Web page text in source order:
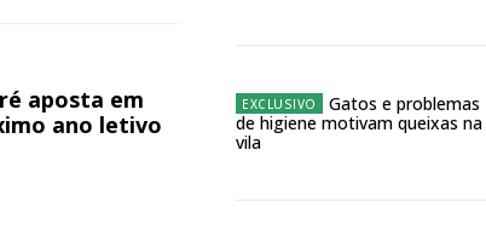
aposta em
ano letivo
Gatos e problemas
de higiene motivam queixas na
vila